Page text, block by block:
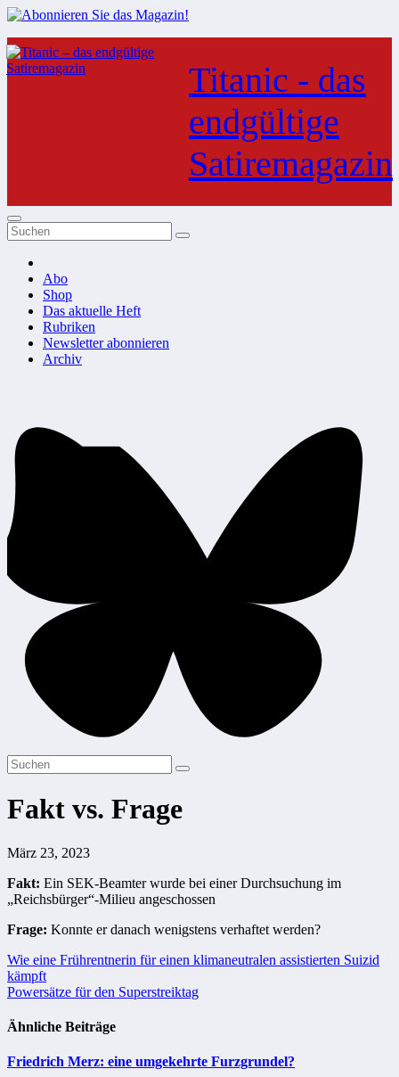
Zum
Inhalt
springen
Titanic - das
endgültige
Satiremagazin
Abo
Shop
Das aktuelle Heft
Rubriken
Newsletter abonnieren
Archiv
Fakt vs. Frage
März 23, 2023
Fakt: Ein SEK-Beamter wurde bei einer Durchsuchung im
„Reichsbürger“-Milieu angeschossen
Frage: Konnte er danach wenigstens verhaftet werden?
Beitragsnavigation
Wie eine Frührentnerin für einen klimaneutralen assistierten Suizid
kämpft
Powersätze für den Superstreiktag
Ähnliche Beiträge
Friedrich Merz: eine umgekehrte Furzgrundel?